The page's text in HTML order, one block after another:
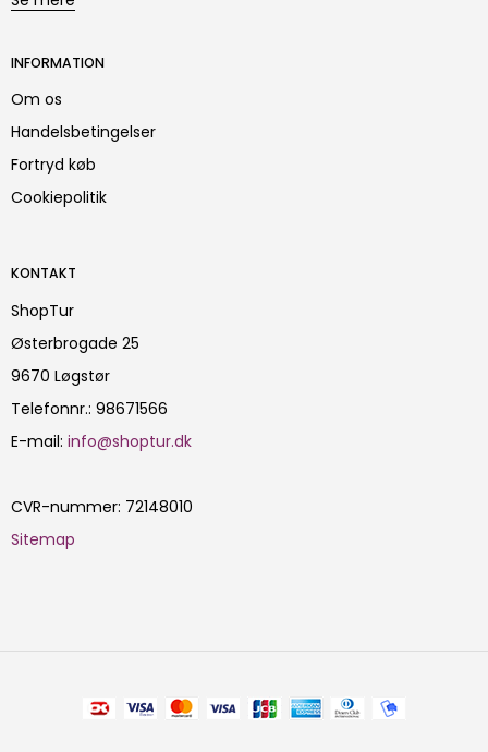
INFORMATION
Om os
Handelsbetingelser
Fortryd køb
Cookiepolitik
KONTAKT
ShopTur
Østerbrogade 25
9670 Løgstør
Telefonnr.: 98671566
E-mail: info@shoptur.dk
CVR-nummer: 72148010
Sitemap